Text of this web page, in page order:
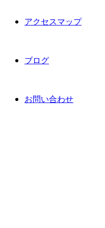
アクセスマップ
ブログ
お問い合わせ